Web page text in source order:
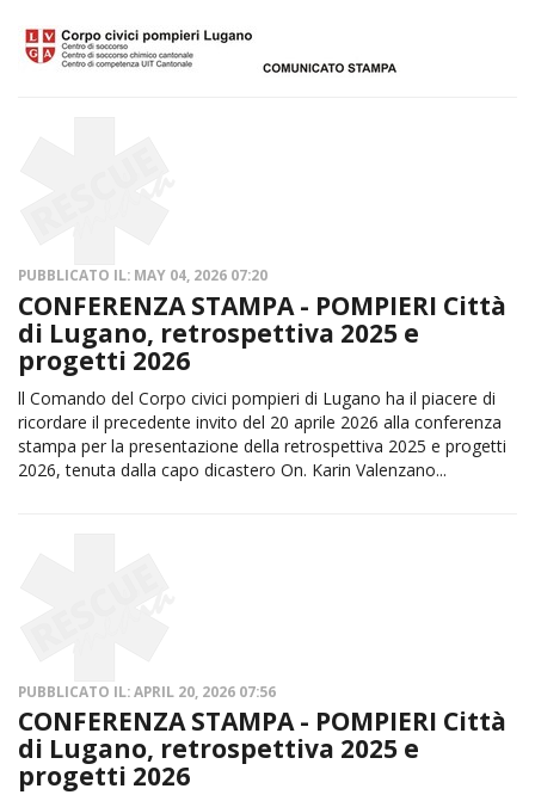
PUBBLICATO IL: MAY 04, 2026 07:20
CONFERENZA STAMPA - POMPIERI Città
di Lugano, retrospettiva 2025 e
progetti 2026
ll Comando del Corpo civici pompieri di Lugano ha il piacere di
ricordare il precedente invito del 20 aprile 2026 alla conferenza
stampa per la presentazione della retrospettiva 2025 e progetti
2026, tenuta dalla capo dicastero On. Karin Valenzano...
PUBBLICATO IL: APRIL 20, 2026 07:56
CONFERENZA STAMPA - POMPIERI Città
di Lugano, retrospettiva 2025 e
progetti 2026